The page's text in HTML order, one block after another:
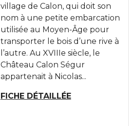
village de Calon, qui doit son
nom à une petite embarcation
utilisée au Moyen-Âge pour
transporter le bois d’une rive à
l’autre. Au XVIIIe siècle, le
Château Calon Ségur
appartenait à Nicolas...
FICHE DÉTAILLÉE